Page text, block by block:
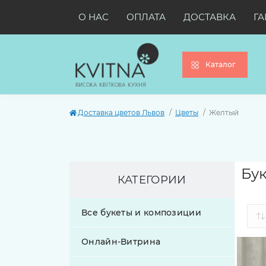
О НАС ОПЛАТА ДОСТАВКА
Каталог
Доставка цветов Львов Цветы Желтый
КАТЕГОРИИ
Все букеты и композиции
Онлайн-Витрина